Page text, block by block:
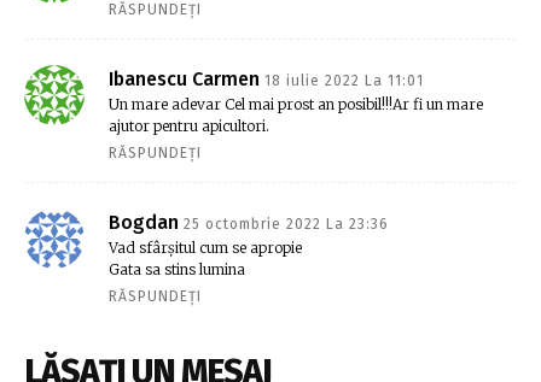
RĂSPUNDEȚI
Ibanescu Carmen 18 iulie 2022 La 11:01
Un mare adevar Cel mai prost an posibil!!!Ar fi un mare
ajutor pentru apicultori.
RĂSPUNDEȚI
Bogdan 25 octombrie 2022 La 23:36
Vad sfârșitul cum se apropie
Gata sa stins lumina
RĂSPUNDEȚI
LĂSAȚI UN MESAJ